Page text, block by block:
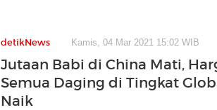
detikNews Kamis, 04 Mar 2021 15:02 WIB
Jutaan Babi di China Mati,
Semua Daging di Tingkat
Naik